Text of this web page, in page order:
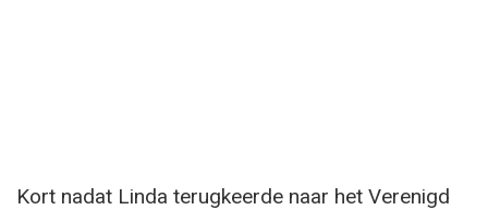
Kort nadat Linda terugkeerde naar het Verenigd